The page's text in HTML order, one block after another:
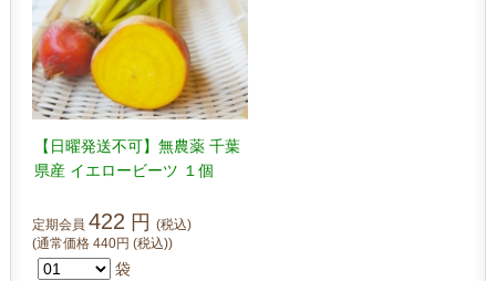
【日曜発送不可】無農薬 千葉
県産 イエロービーツ １個
定期会員 422 円(税込)
(通常価格440円(税込))
袋